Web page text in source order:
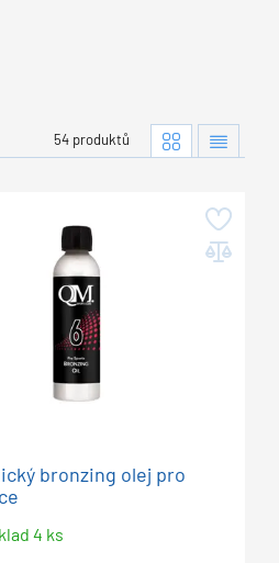
54 produktů
bronzing olej pro
4 ks